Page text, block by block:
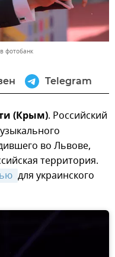
фотобанк
Telegram
(Крым). Российский
во Львове,
территория.
для украинского